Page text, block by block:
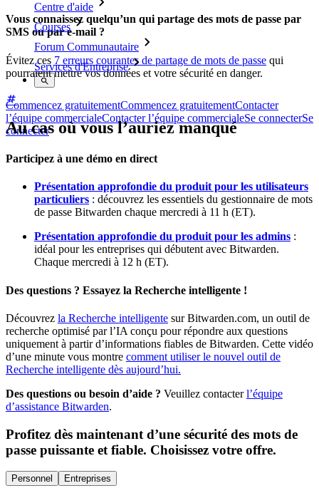
Centre d'aide
Courses
Forum Communautaire
Services d'Entreprise
Commencez gratuitementCommencez gratuitementContacter
l’équipe commercialeContacter l’équipe commercialeSe connecterSe
connecter
Vous connaissez quelqu’un qui partage des mots de passe par
SMS ou par e-mail ?
Évitez ces 7 erreurs courantes de partage de mots de passe qui
pourraient mettre vos données et votre sécurité en danger.
Au cas où vous l’auriez manqué
Participez à une démo en direct
Présentation approfondie du produit pour les utilisateurs
particuliers : découvrez les essentiels du gestionnaire de mots
de passe Bitwarden chaque mercredi à 11 h (ET).
Présentation approfondie du produit pour les admins :
idéal pour les entreprises qui débutent avec Bitwarden.
Chaque mercredi à 12 h (ET).
Des questions ? Essayez la Recherche intelligente !
Découvrez la Recherche intelligente sur Bitwarden.com, un outil de
recherche optimisé par l’IA conçu pour répondre aux questions
uniquement à partir d’informations fiables de Bitwarden. Cette vidéo
d’une minute vous montre comment utiliser le nouvel outil de
Recherche intelligente dès aujourd’hui.
Des questions ou besoin d’aide ? Veuillez contacterl’équipe
d’assistance Bitwarden.
Profitez dès maintenant d’une sécurité des mots de
passe puissante et fiable. Choisissez votre offre.
Personnel Entreprises